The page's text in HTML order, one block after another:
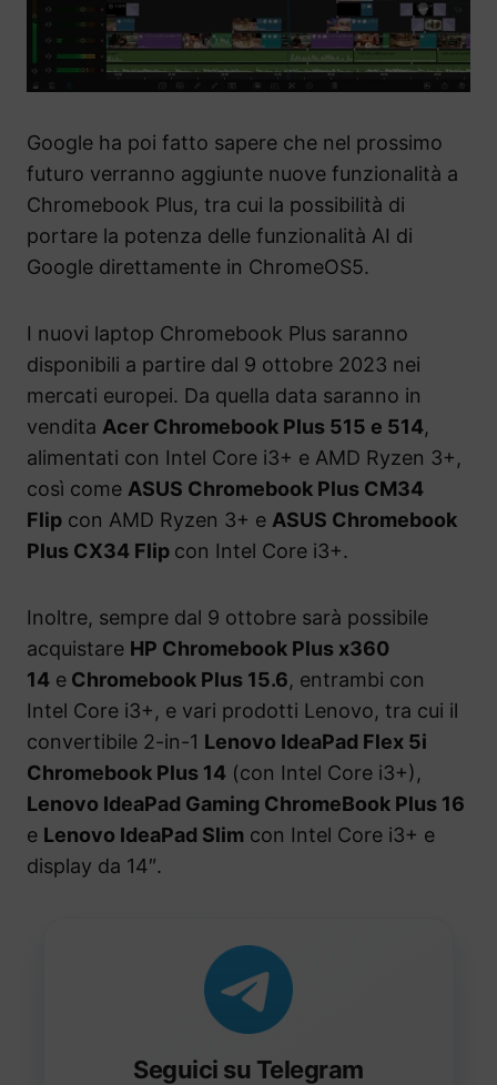
Google ha poi fatto sapere che nel prossimo
futuro verranno aggiunte nuove funzionalità a
Chromebook Plus, tra cui la possibilità di
portare la potenza delle funzionalità AI di
Google direttamente in ChromeOS5.
I nuovi laptop Chromebook Plus saranno
disponibili a partire dal 9 ottobre 2023 nei
mercati europei. Da quella data saranno in
vendita Acer Chromebook Plus 515 e 514,
alimentati con Intel Core i3+ e AMD Ryzen 3+,
così come ASUS Chromebook Plus CM34
Flip con AMD Ryzen 3+ e ASUS Chromebook
Plus CX34 Flip con Intel Core i3+.
Inoltre, sempre dal 9 ottobre sarà possibile
acquistare HP Chromebook Plus x360
14 e Chromebook Plus 15.6, entrambi con
Intel Core i3+, e vari prodotti Lenovo, tra cui il
convertibile 2-in-1 Lenovo IdeaPad Flex 5i
Chromebook Plus 14 (con Intel Core i3+),
Lenovo IdeaPad Gaming ChromeBook Plus 16
e Lenovo IdeaPad Slim con Intel Core i3+ e
display da 14″.
Seguici su Telegram